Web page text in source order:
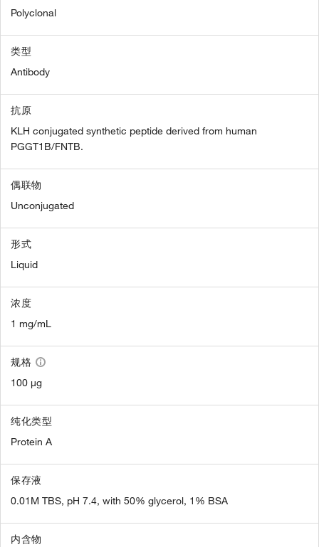
Polyclonal
类型
Antibody
抗原
KLH conjugated synthetic peptide derived from human
PGGT1B/FNTB.
偶联物
Unconjugated
形式
Liquid
浓度
1 mg/mL
规格
100 µg
纯化类型
Protein A
保存液
0.01M TBS, pH 7.4, with 50% glycerol, 1% BSA
内含物